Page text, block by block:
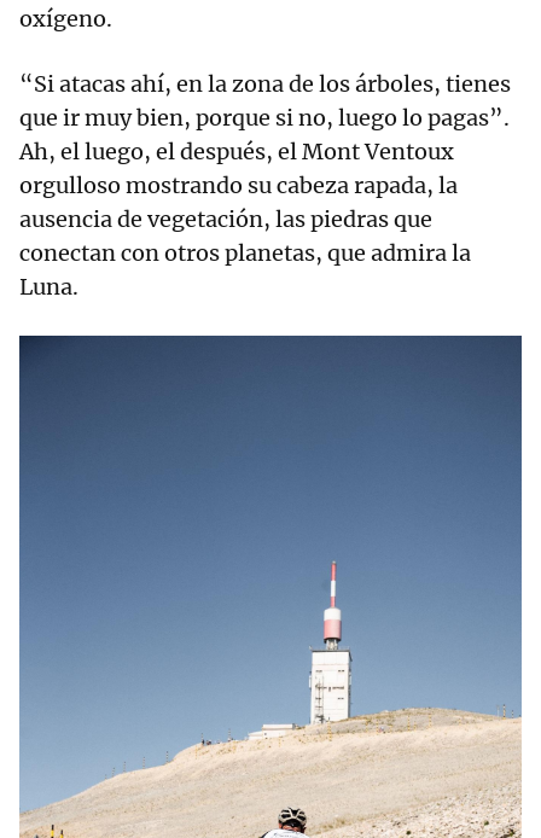
oxígeno.
“Si atacas ahí, en la zona de los árboles, tienes
que ir muy bien, porque si no, luego lo pagas”.
Ah, el luego, el después, el Mont Ventoux
orgulloso mostrando su cabeza rapada, la
ausencia de vegetación, las piedras que
conectan con otros planetas, que admira la
Luna.